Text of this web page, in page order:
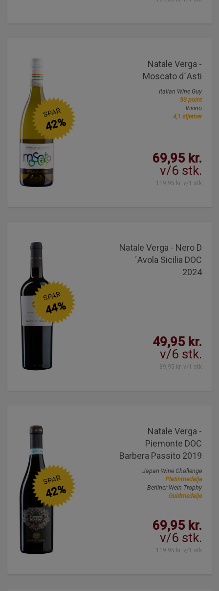
Natale Verga -
Moscato d´Asti
Italian Wine Guy
93 point
Vivino
4,1 stjerner
69,95 kr.
v/6 stk.
119,95 kr. v/1 stk
SPAR
42%
Natale Verga - Nero D
´Avola Sicilia DOC
2024
49,95 kr.
v/6 stk.
89,95 kr. v/1 stk
SPAR
44%
Natale Verga -
Piemonte DOC
Barbera Passito 2019
Japan Wine Challenge
Platinmedalje
Berliner Wein Trophy
Guldmedalje
69,95 kr.
v/6 stk.
119,95 kr. v/1 stk
SPAR
42%